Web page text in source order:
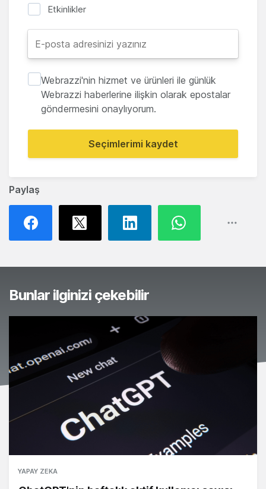
Paylaş
Etkinlikler
Webrazzi'nin hizmet ve ürünleri ile günlük
Webrazzi haberlerine ilişkin olarak epostalar
göndermesini onaylıyorum.
Seçimlerimi kaydet
Bunlar ilginizi çekebilir
YAPAY ZEKA